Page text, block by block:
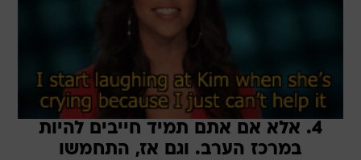
4. אלא אם אתם תמיד חייבים להיות
במרכז הערב. וגם אז, התחמשו